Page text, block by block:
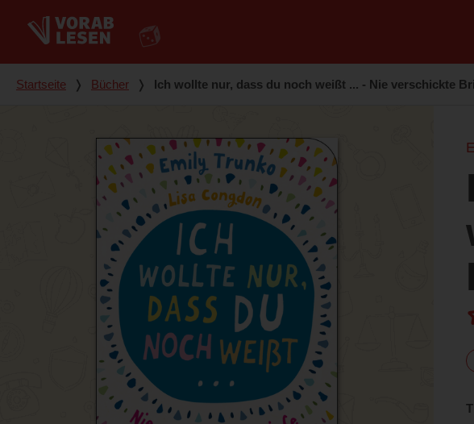
Du bist hier
Startseite ❭ Bücher ❭ Ich wollte nur, dass du noch weißt ... - Nie verschickte